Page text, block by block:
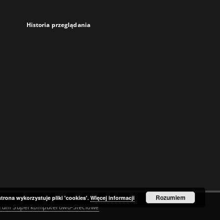
Historia przeglądania
Superkomputerowo-Sieciowe
wykorzystuje pliki 'cookies'.Więcej informacji Rozumiem